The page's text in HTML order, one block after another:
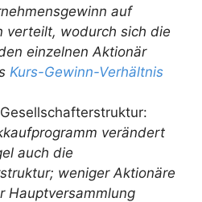
auf
verteilt, wodurch sich die
einzelnen Aktionär
Kurs-Gewinn-Verhältnis
verändert
auch die
weniger Aktionäre
Hauptversammlung